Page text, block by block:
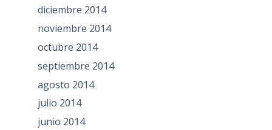
diciembre 2014
noviembre 2014
octubre 2014
septiembre 2014
agosto 2014
julio 2014
junio 2014